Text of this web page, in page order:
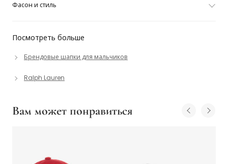
Посмотреть больше
Брендовые шапки для мальчиков
Ralph Lauren
Фасон и стиль
Вам может понравиться